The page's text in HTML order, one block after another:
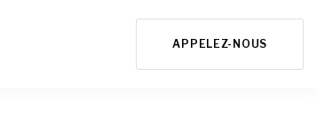
APPELEZ-NOUS